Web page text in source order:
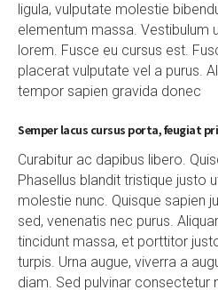
ligula, vulputate molestie
elementum massa. Vestibulum
lorem. Fusce eu cursus est.
placerat vulputate vel a purus.
tempor sapien gravida donec
Semper lacus cursus porta, feugiat
Curabitur ac dapibus libero.
Phasellus blandit tristique justo
molestie nunc. Quisque sapien
sed, venenatis nec purus.
tincidunt massa, et porttitor
turpis. Urna augue, viverra a
diam. Sed pulvinar consectetur